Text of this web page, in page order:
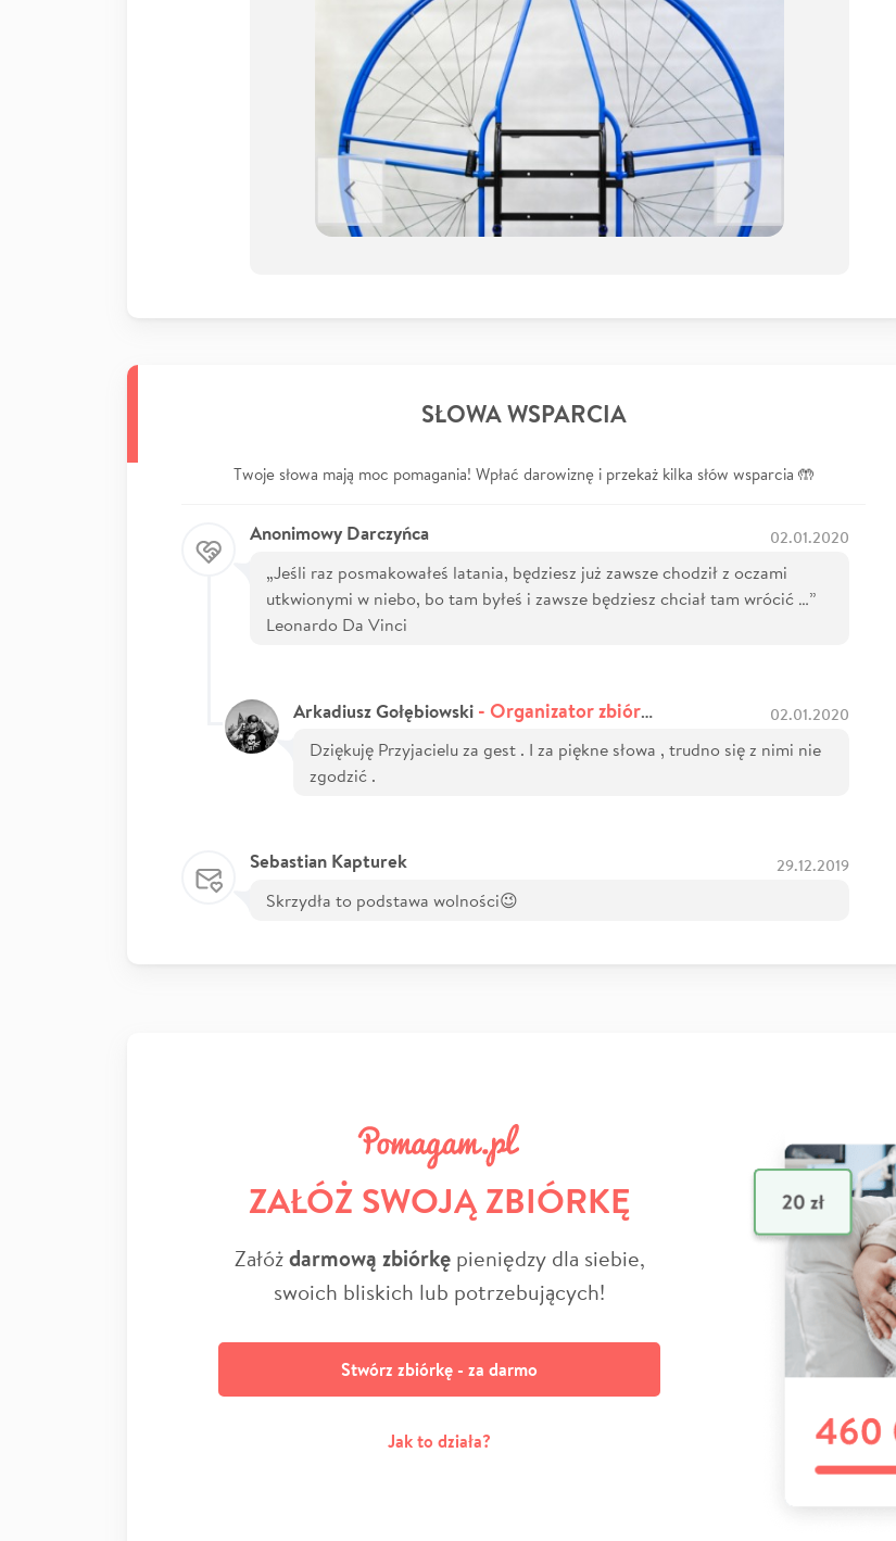
SŁOWA WSPARCIA
Twoje słowa mają moc pomagania! Wpłać darowiznę i przekaż kilka słów wsparcia 🤲
Anonimowy Darczyńca 02.01.2020
„Jeśli raz posmakowałeś latania, będziesz już zawsze chodził z oczami
utkwionymi w niebo, bo tam byłeś i zawsze będziesz chciał tam wrócić …”
Leonardo Da Vinci
Arkadiusz Gołębiowski - Organizator zbiórki 02.01.2020
Dziękuję Przyjacielu za gest . I za piękne słowa , trudno się z nimi nie
zgodzić .
Sebastian Kapturek 29.12.2019
Skrzydła to podstawa wolności😉
ZAŁÓŻ SWOJĄ ZBIÓRKĘ
Załóżdarmową zbiórkępieniędzy dla siebie,
swoich bliskich lub potrzebujących!
Stwórz zbiórkę - za darmo
Jak to działa?